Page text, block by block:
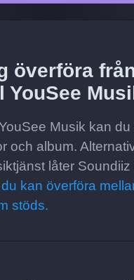
överföra
YouSee
Musik kan du
och album.
låter Soundiiz
kan överföra
stöds.